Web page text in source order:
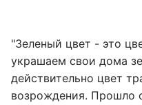
"Зеленый цвет - это
украшаем свои дома
действительно цвет
возрождения. Прошло